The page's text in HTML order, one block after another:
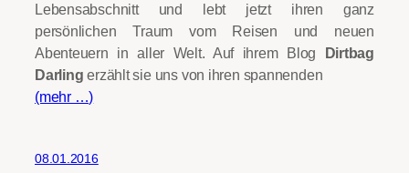
Lebensabschnitt und lebt jetzt ihren ganz
persönlichen Traum vom Reisen und neuen
Abenteuern in aller Welt. Auf ihrem Blog Dirtbag
Darling erzählt sie uns von ihren spannenden
(mehr …)
08.01.2016